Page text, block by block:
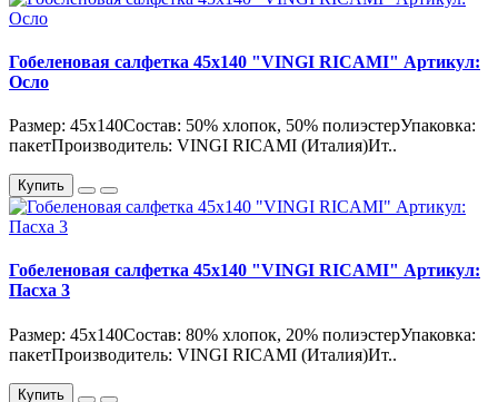
Гобеленовая салфетка 45х140 "VINGI RICAMI" Артикул:
Осло
Размер: 45х140Состав: 50% хлопок, 50% полиэстерУпаковка:
пакетПроизводитель: VINGI RICAMI (Италия)Ит..
Купить
Гобеленовая салфетка 45х140 "VINGI RICAMI" Артикул:
Пасха 3
Размер: 45х140Состав: 80% хлопок, 20% полиэстерУпаковка:
пакетПроизводитель: VINGI RICAMI (Италия)Ит..
Купить